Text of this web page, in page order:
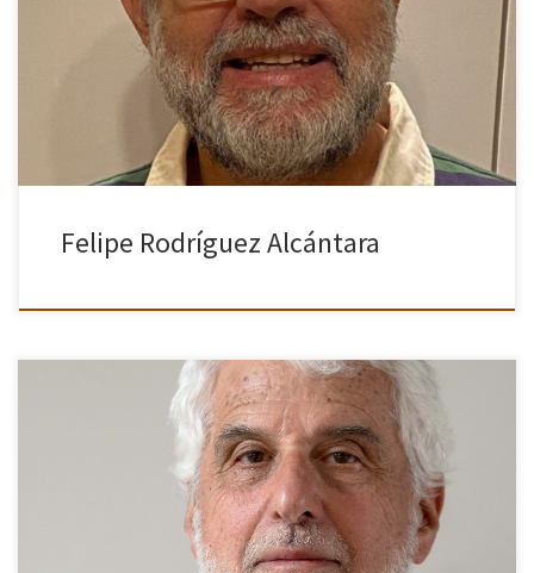
Médico de profesión, y ahora jubilado, mi interés por la fotografía
coincide con los primeros viajes a África. La fotografía pone en
imágenes mi interés por captar detalles y mi […]
Felipe Rodríguez Alcántara
Me gusta fotografiar personas, documentar situaciones y lugares.
Me inicié de joven en la fotografía analógica con revelado y he
vivido el desarrollo de la fotografía digital. Solo recientemente, al